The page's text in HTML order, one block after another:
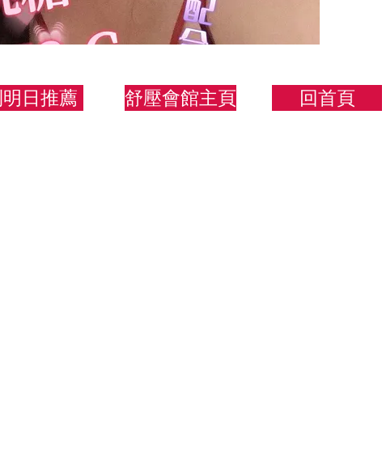
日推薦 舒壓會館主頁 回首頁